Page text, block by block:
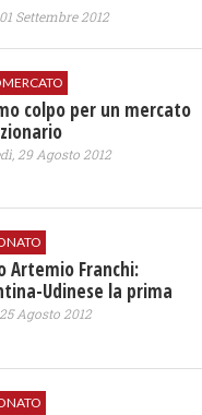
Settembre 2012
colpo per un mercato
29 Agosto 2012
Artemio Franchi:
Udinese la prima
Agosto 2012